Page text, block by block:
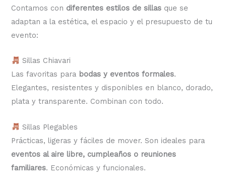
Contamos con diferentes estilos de sillas que se
adaptan a la estética, el espacio y el presupuesto de tu
evento:
Sillas Chiavari
Las favoritas para bodas y eventos formales.
Elegantes, resistentes y disponibles en blanco, dorado,
plata y transparente. Combinan con todo.
Sillas Plegables
Prácticas, ligeras y fáciles de mover. Son ideales para
eventos al aire libre, cumpleaños o reuniones
familiares. Económicas y funcionales.